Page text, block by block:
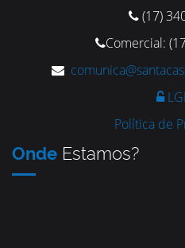
(17)
Comercial:
Política de
Onde Estamos?